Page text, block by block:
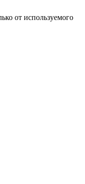
от используемого